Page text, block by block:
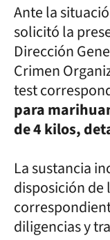
Ante la
solicitó la
Dirección
Crimen
test
para
de 4 kilos,
La sustancia
disposición
diligencias y